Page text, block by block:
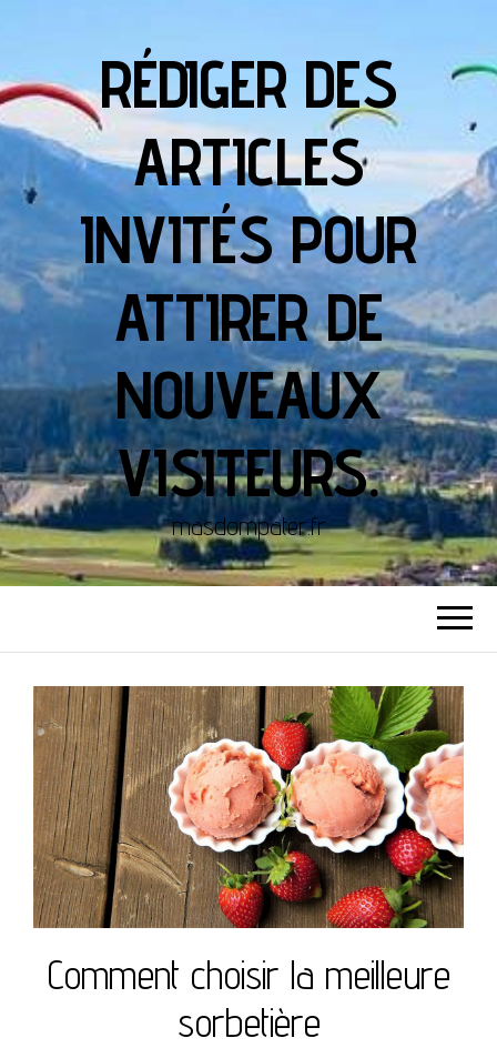
RÉDIGER DES
ARTICLES
INVITÉS POUR
ATTIRER DE
NOUVEAUX
VISITEURS.
masdompater.fr
Comment choisir la meilleure
sorbetière